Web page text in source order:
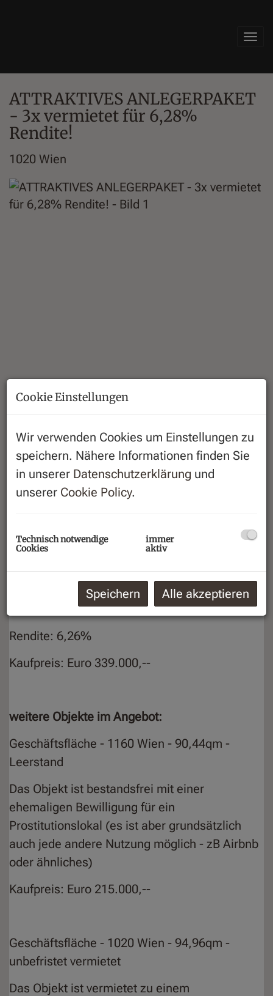
ATTRAKTIVES ANLEGERPAKET
- 3x vermietet für 6,28%
Rendite!
1020 Wien
Beschreibung
Rendite!
Geschäftsfläche 1 - 1020 Wien - 103,52qm -
Nettomiete Euro 1.299,49 - unbefristet
Rendite: 6,26%
Kaufpreis: Euro 339.000,--
weitere Objekte im Angebot:
Geschäftsfläche - 1160 Wien - 90,44qm -
Leerstand
Das Objekt ist bestandsfrei mit einer
ehemaligen Bewilligung für ein
Prostitutionslokal (es ist aber grundsätzlich
auch jede andere Nutzung möglich - zB Airbnb
oder ähnliches)
Kaufpreis: Euro 215.000,--
Geschäftsfläche - 1020 Wien - 94,96qm -
unbefristet vermietet
Das Objekt ist vermietet zu einem
Cookie Einstellungen
Wir verwenden Cookies um Einstellungen zu
speichern. Nähere Informationen finden Sie
in unserer Datenschutzerklärung und
unserer Cookie Policy.
Technisch notwendige
Cookies
immer
aktiv
Speichern Alle akzeptieren